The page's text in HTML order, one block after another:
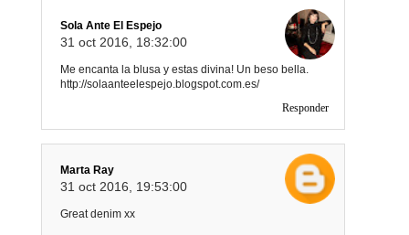
Sola Ante El Espejo
31 oct 2016, 18:32:00
Me encanta la blusa y estas divina! Un beso bella.
http://solaanteelespejo.blogspot.com.es/
Responder
Marta Ray
31 oct 2016, 19:53:00
Great denim xx